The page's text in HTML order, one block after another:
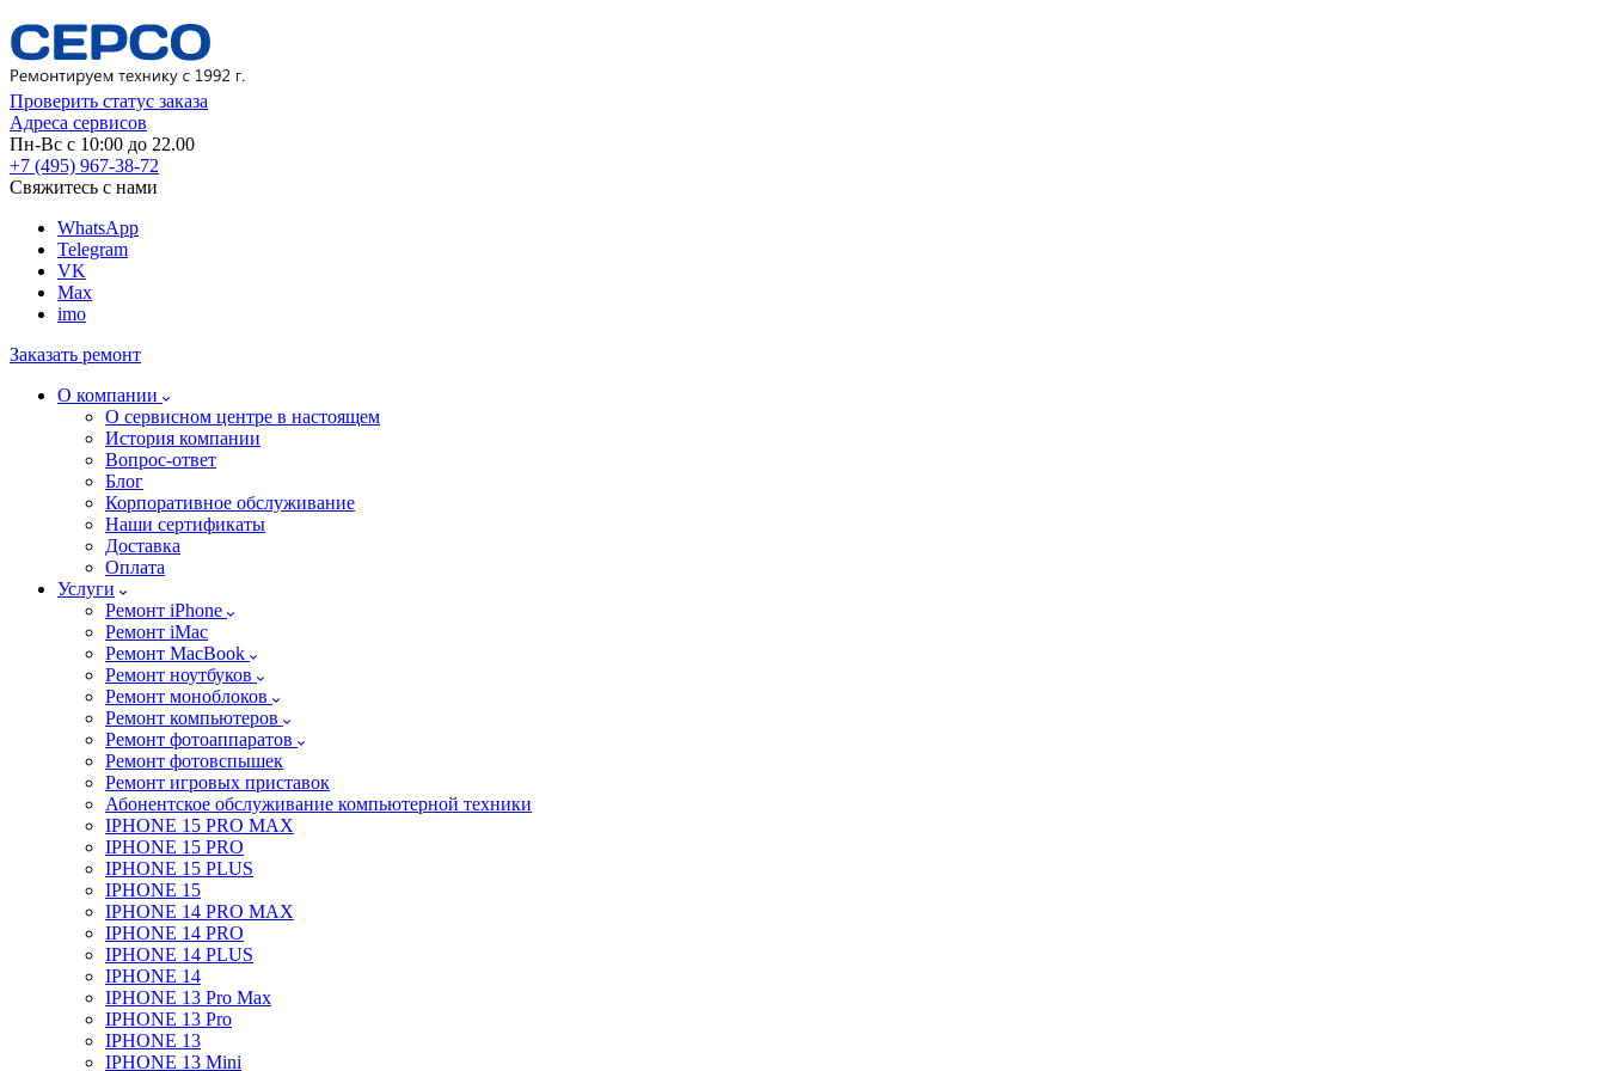
Проверить статус заказа
Адреса сервисов
Пн-Вс с 10:00 до 22.00
+7 (495) 967-38-72
Свяжитесь с нами
WhatsApp
Telegram
VK
Max
imo
Заказать ремонт
О компании
О сервисном центре в настоящем
История компании
Вопрос-ответ
Блог
Корпоративное обслуживание
Наши сертификаты
Доставка
Оплата
Услуги
Ремонт iPhone
Ремонт iMac
Ремонт MacBook
Ремонт ноутбуков
Ремонт моноблоков
Ремонт компьютеров
Ремонт фотоаппаратов
Ремонт фотовспышек
Ремонт игровых приставок
Абонентское обслуживание компьютерной техники
IPHONE 15 PRO MAX
IPHONE 15 PRO
IPHONE 15 PLUS
IPHONE 15
IPHONE 14 PRO MAX
IPHONE 14 PRO
IPHONE 14 PLUS
IPHONE 14
IPHONE 13 Pro Max
IPHONE 13 Pro
IPHONE 13
IPHONE 13 Mini